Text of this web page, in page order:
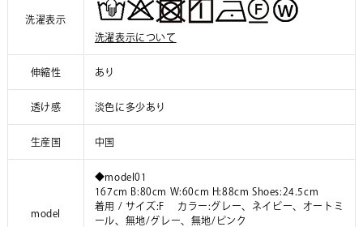
洗濯表示
洗濯表示について
伸縮性 あり
透け感 淡色に多少あり
生産国 中国
model
◆model01
167cm B:80cm W:60cm H:88cm Shoes:24.5cm
着用 / サイズ:F カラー:グレー、ネイビー、オートミ
ール、無地/グレー、無地/ピンク